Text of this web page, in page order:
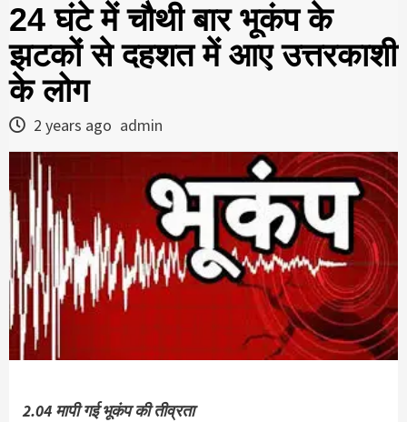
24 घंटे में चौथी बार भूकंप के
झटकों से दहशत में आए उत्तरकाशी
के लोग
2 years ago admin
2.04 मापी गई भूकंप की तीव्रता